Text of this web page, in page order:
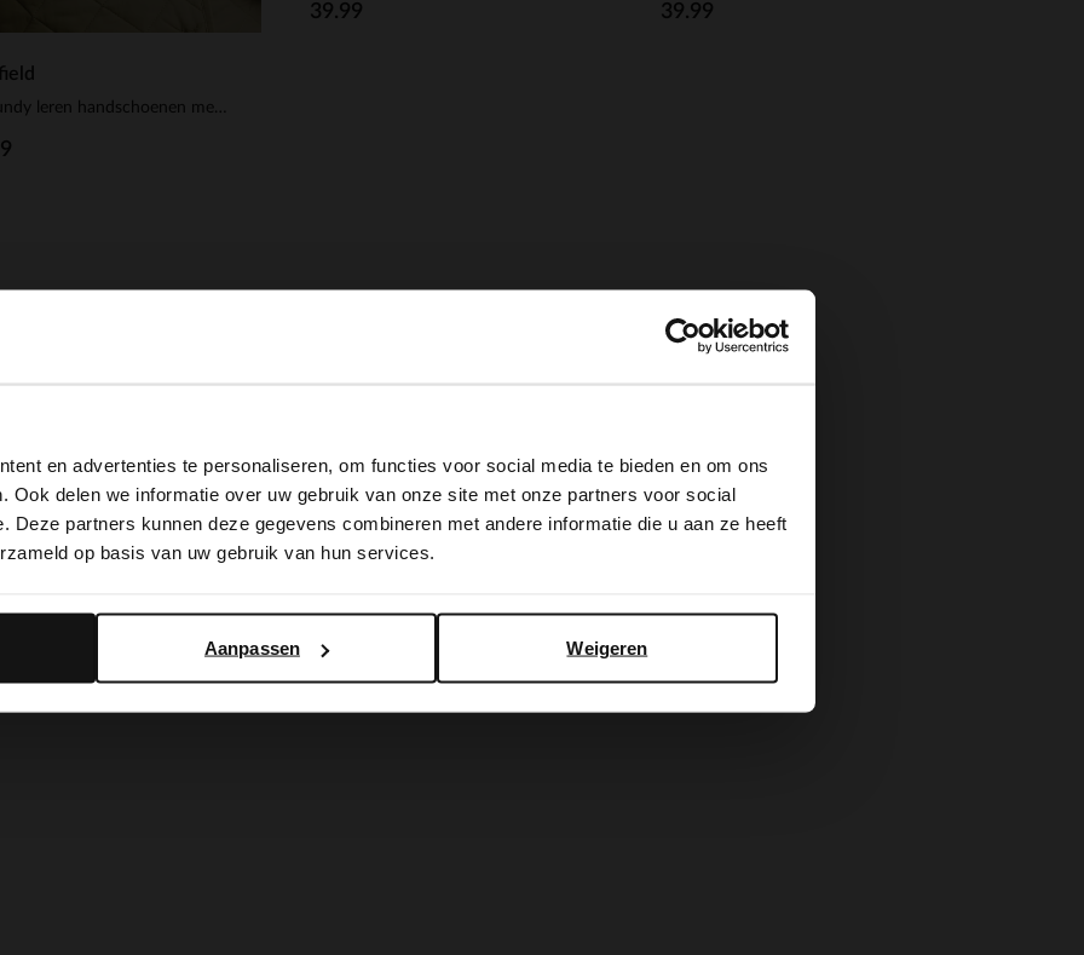
en advertenties te personaliseren, om functies voor social media te bieden en om ons
Ook delen we informatie over uw gebruik van onze site met onze partners voor social
Deze partners kunnen deze gegevens combineren met andere informatie die u aan ze heeft
op basis van uw gebruik van hun services.
Weigeren
Aanpassen
39.99 39.99
×
It looks like your language isn't Dutch. Would you like to